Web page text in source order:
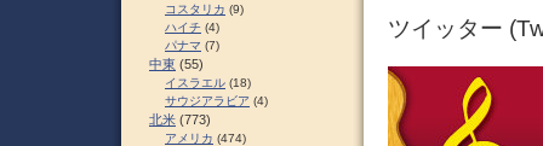
ツイッター
コスタリカ (9)
ハイチ (4)
パナマ (7)
中東 (55)
イスラエル (18)
サウジアラビア (4)
北米 (773)
アメリカ (474)